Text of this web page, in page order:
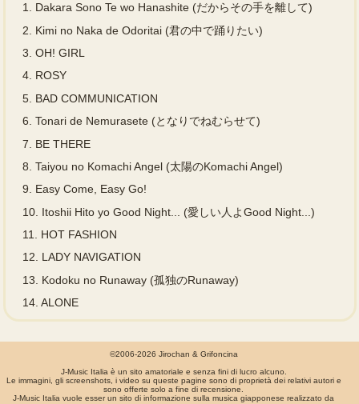
1.
Dakara Sono Te wo Hanashite (だからその手を離して)
2.
Kimi no Naka de Odoritai (君の中で踊りたい)
3. OH! GIRL
4. ROSY
5. BAD COMMUNICATION
6. Tonari de Nemurasete (となりでねむらせて)
7.
BE THERE
8. Taiyou no Komachi Angel (太陽のKomachi Angel)
9. Easy Come, Easy Go!
10. Itoshii Hito yo Good Night... (愛しい人よGood Night...)
11.
HOT FASHION
12. LADY NAVIGATION
13.
Kodoku no Runaway (孤独のRunaway)
14. ALONE
©2006-2026 Jirochan & Grifoncina
J-Music Italia è un sito amatoriale e senza fini di lucro alcuno.
Le immagini, gli screenshots, i video su queste pagine sono di proprietà dei relativi autori e
sono offerte solo a fine di recensione.
J-Music Italia vuole esser un sito di informazione sulla musica giapponese realizzato da